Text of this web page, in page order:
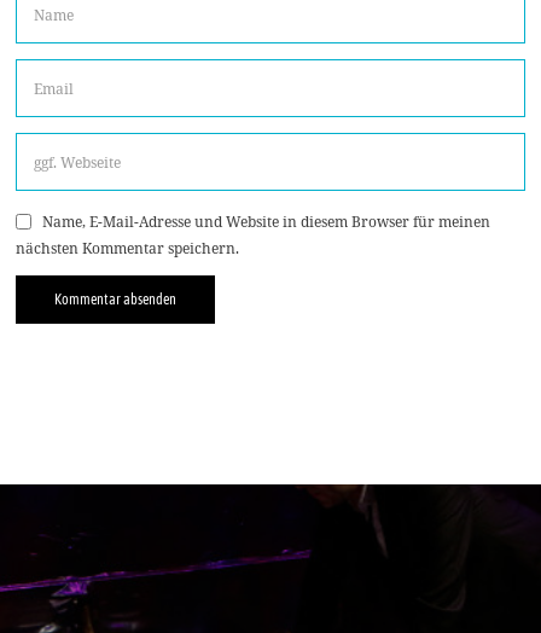
Name, E-Mail-Adresse und Website in diesem Browser für meinen
nächsten Kommentar speichern.